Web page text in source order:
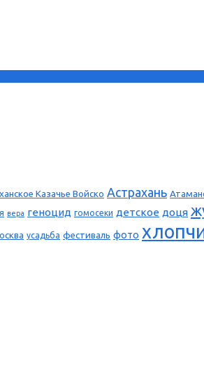
Казачье Войско Астрахань
вера геноцид гомосеки детское доця
усадьба фестиваль фото